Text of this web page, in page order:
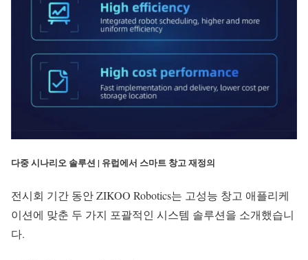
다중 시나리오 솔루션 | 유럽에서 스마트 창고 재정의
전시회 기간 동안 ZIKOO Robotics는 고성능 창고 애플리케
이션에 맞춘 두 가지 포괄적인 시스템 솔루션을 소개했습니
다.